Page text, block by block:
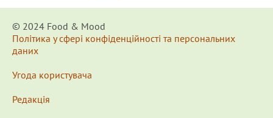
© 2024 Food & Мood
Політика у сфері конфіденційності та персональних
даних
Угода користувача
Редакція